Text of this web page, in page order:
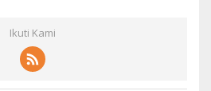
Ikuti Kami